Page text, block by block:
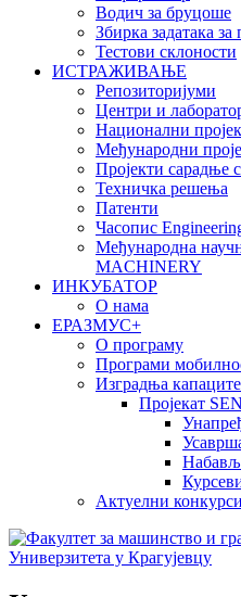
Водич за бруцоше
Збиркa задатака
Тестови склоности
ИСТРАЖИВАЊЕ
Репозиторијуми
Центри и
Национални
Међународни
Пројекти сарадње
Техничка решења
Патенти
Часопис
Међународна
MACHINERY
ИНКУБАТОР
О нама
EРАЗМУС+
О програму
Програми
Изградња
Пројекат
Актуелни конкурси